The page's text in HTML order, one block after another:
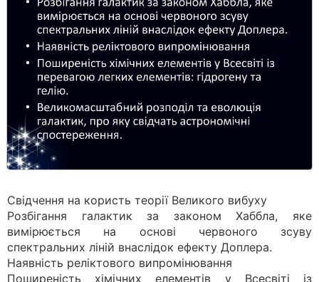
Свідчення на користь теорії Великого вибуху
Розбігання галактик за законом Хаббла, яке
вимірюється на основі червоного зсуву
спектральних ліній внаслідок ефекту Доплера.
Наявність реліктового випромінювання
Поширеність хімічних елементів у Всесвіті із